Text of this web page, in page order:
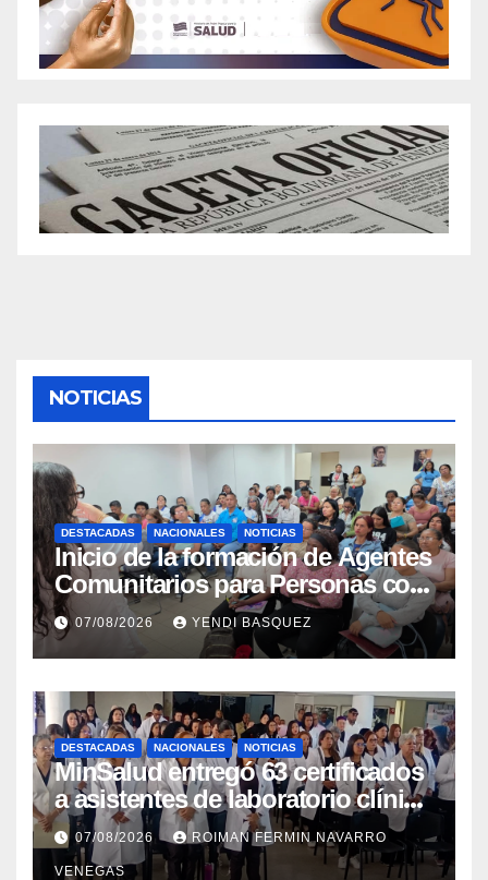
NOTICIAS
DESTACADAS NACIONALES NOTICIAS
Inicio de la formación de Agentes
Comunitarios para Personas con
Discapacidad en el Centro de
Rehabilitación J.J. Arvelo
07/08/2026 YENDI BASQUEZ
DESTACADAS NACIONALES NOTICIAS
MinSalud entregó 63 certificados
a asistentes de laboratorio clínico
para garantizar respaldo legal y
profesional
07/08/2026 ROIMAN FERMIN NAVARRO
VENEGAS